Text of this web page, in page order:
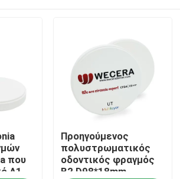
που
Α1 -
Προηγούμενος
πολυστρωματικός
οδοντικός φραγμός
B2 D98*18mm